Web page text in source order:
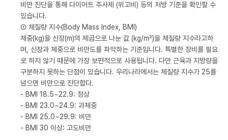
비만 진단을 통해 다이어트 주사제 (위고비) 등의 처방 기준을 확인할 수
있습니다.
① 체질량 지수(Body Mass Index, BMI)
체중(kg)을 신장(m)의 제곱으로 나눈 값 (kg/m²)을 체질량 지수라고하
며, 신장과 체중으로 비만도를 파악하는 기준입니다. 특별한 장비를 필요
로 하지 않기 때문에 가장 보편적으로 사용됩니다. 다만 근육과 지방량을
구분하지 못하는 단점이 있습니다. 우리나라에서는 체질량 지수가 25를
넘으면 비만으로 진단합다.
- BMI 18.5~22.9: 정상
- BMI 23.0~24.9: 과체중
- BMI 25.0~29.9: 비만
- BMI 30 이상: 고도비만